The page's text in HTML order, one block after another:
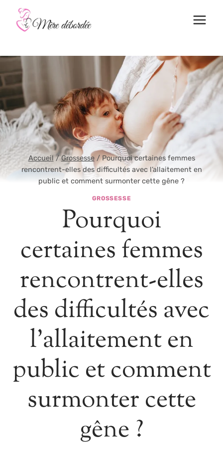
contenu
Accueil / Grossesse / Pourquoi certaines femmes
rencontrent-elles des difficultés avec l’allaitement en
public et comment surmonter cette gêne ?
GROSSESSE
Pourquoi
certaines femmes
rencontrent-elles
des difficultés avec
l’allaitement en
public et comment
surmonter cette
gêne ?